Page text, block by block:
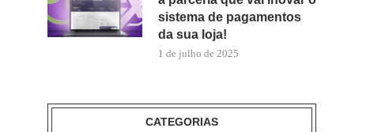
sistema de pagamentos
da sua loja!
1 de julho de 2025
CATEGORIAS